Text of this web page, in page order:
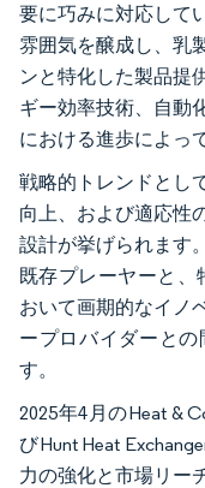
要に巧みに対応して
雰囲気を醸成し、乳
ンと特化した製品提
ギー効率技術、自動
における進歩によっ
戦略的トレンドとし
向上、および適応性
設計が挙げられます
既存プレーヤーと、
おいて画期的なイノ
ープロバイダーと
す。
2025年4月のHeat &
びHunt Heat
力の強化と市場リー